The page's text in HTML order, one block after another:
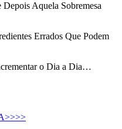
Aquela Sobremesa
Errados Que Podem
o Dia a Dia…